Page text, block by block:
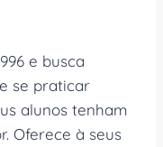
e busca
se praticar
alunos tenham
Oferece à seus